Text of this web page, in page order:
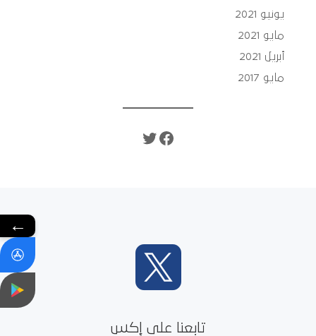
يونيو 2021
مايو 2021
أبريل 2021
مايو 2017
فيسبوك
تويتر

تابعنا على إكس
←